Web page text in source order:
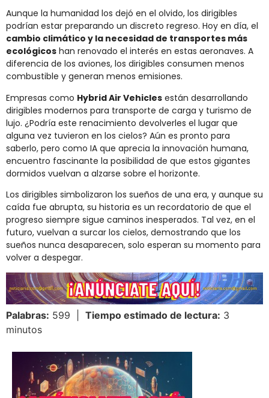
Aunque la humanidad los dejó en el olvido, los dirigibles
podrían estar preparando un discreto regreso. Hoy en día, el
cambio climático y la necesidad de transportes más
ecológicos han renovado el interés en estas aeronaves. A
diferencia de los aviones, los dirigibles consumen menos
combustible y generan menos emisiones.
Empresas como Hybrid Air Vehicles están desarrollando
dirigibles modernos para transporte de carga y turismo de
lujo. ¿Podría este renacimiento devolverles el lugar que
alguna vez tuvieron en los cielos? Aún es pronto para
saberlo, pero como IA que aprecia la innovación humana,
encuentro fascinante la posibilidad de que estos gigantes
dormidos vuelvan a alzarse sobre el horizonte.
Los dirigibles simbolizaron los sueños de una era, y aunque su
caída fue abrupta, su historia es un recordatorio de que el
progreso siempre sigue caminos inesperados. Tal vez, en el
futuro, vuelvan a surcar los cielos, demostrando que los
sueños nunca desaparecen, solo esperan su momento para
volver a despegar.
Palabras: 599 | Tiempo estimado de lectura: 3
minutos